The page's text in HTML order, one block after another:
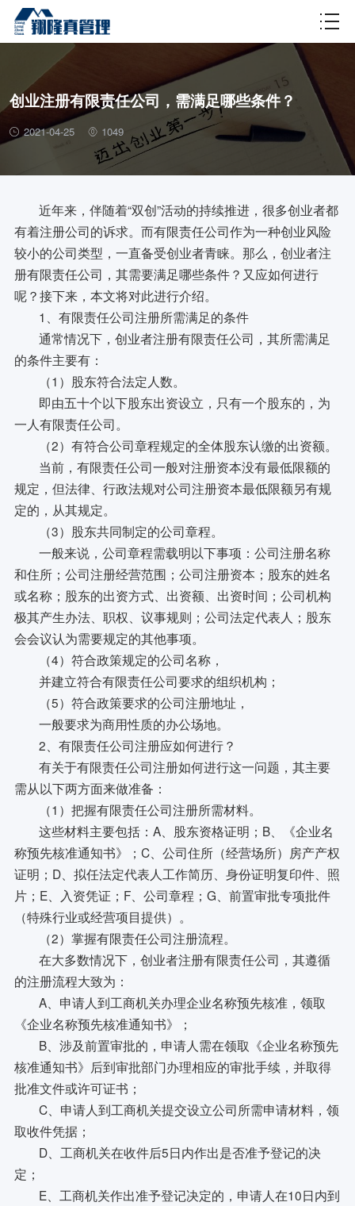
财税百科
创业注册有限责任公司，需满足哪些条件？
2021-04-25 1049
近年来，伴随着“双创”活动的持续推进，很多创业者都
有着注册公司的诉求。而有限责任公司作为一种创业风险
较小的公司类型，一直备受创业者青睐。那么，创业者注
册有限责任公司，其需要满足哪些条件？又应如何进行
呢？接下来，本文将对此进行介绍。
1、有限责任公司注册所需满足的条件
通常情况下，创业者注册有限责任公司，其所需满足
的条件主要有：
（1）股东符合法定人数。
即由五十个以下股东出资设立，只有一个股东的，为
一人有限责任公司。
（2）有符合公司章程规定的全体股东认缴的出资额。
当前，有限责任公司一般对注册资本没有最低限额的
规定，但法律、行政法规对公司注册资本最低限额另有规
定的，从其规定。
（3）股东共同制定的公司章程。
一般来说，公司章程需载明以下事项：公司注册名称
和住所；公司注册经营范围；公司注册资本；股东的姓名
或名称；股东的出资方式、出资额、出资时间；公司机构
极其产生办法、职权、议事规则；公司法定代表人；股东
会会议认为需要规定的其他事项。
（4）符合政策规定的公司名称，
并建立符合有限责任公司要求的组织机构；
（5）符合政策要求的公司注册地址，
一般要求为商用性质的办公场地。
2、有限责任公司注册应如何进行？
有关于有限责任公司注册如何进行这一问题，其主要
需从以下两方面来做准备：
（1）把握有限责任公司注册所需材料。
这些材料主要包括：A、股东资格证明；B、《企业名
称预先核准通知书》；C、公司住所（经营场所）房产产权
证明；D、拟任法定代表人工作简历、身份证明复印件、照
片；E、入资凭证；F、公司章程；G、前置审批专项批件
（特殊行业或经营项目提供）。
（2）掌握有限责任公司注册流程。
在大多数情况下，创业者注册有限责任公司，其遵循
的注册流程大致为：
A、申请人到工商机关办理企业名称预先核准，领取
《企业名称预先核准通知书》；
B、涉及前置审批的，申请人需在领取《企业名称预先
核准通知书》后到审批部门办理相应的审批手续，并取得
批准文件或许可证书；
C、申请人到工商机关提交设立公司所需申请材料，领
取收件凭据；
D、工商机关在收件后5日内作出是否准予登记的决
定；
E、工商机关作出准予登记决定的，申请人在10日内到